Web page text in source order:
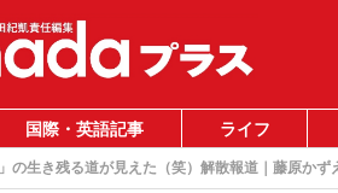
国際・英語記事 ライフ
の生き残る道が見えた（笑）解散報道｜藤原かず